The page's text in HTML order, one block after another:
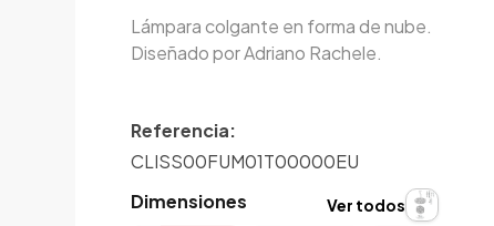
Lámpara colgante en forma de nube.
Diseñado por Adriano Rachele.
Referencia:
CLISS00FUM01T00000EU
Dimensiones
Ver todos